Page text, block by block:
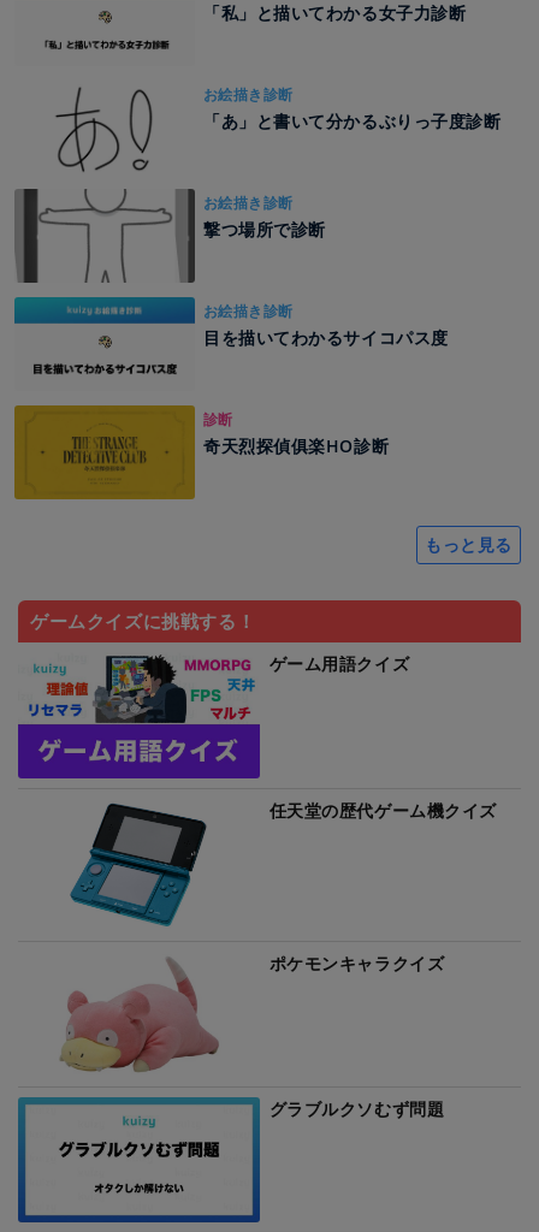
「私」と描いてわかる女子力診断
お絵描き診断
「あ」と書いて分かるぶりっ子度診断
お絵描き診断
撃つ場所で診断
お絵描き診断
目を描いてわかるサイコパス度
診断
奇天烈探偵俱楽HO診断
もっと見る
ゲームクイズに挑戦する！
ゲーム用語クイズ
任天堂の歴代ゲーム機クイズ
ポケモンキャラクイズ
グラブルクソむず問題